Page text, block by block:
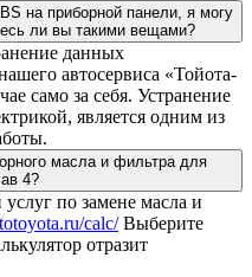
на приборной панели, я могу
ли вы такими вещами?
данных
автосервиса «Тойота-
само за себя. Устранение
является одним из
масла и фильтра для
4?
по замене масла и
calc/Выберите
отразит